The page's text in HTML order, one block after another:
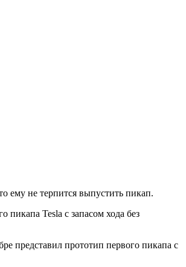
ему не терпится выпустить пикап.
Tesla с запасом хода без
представил прототип первого пикапа с